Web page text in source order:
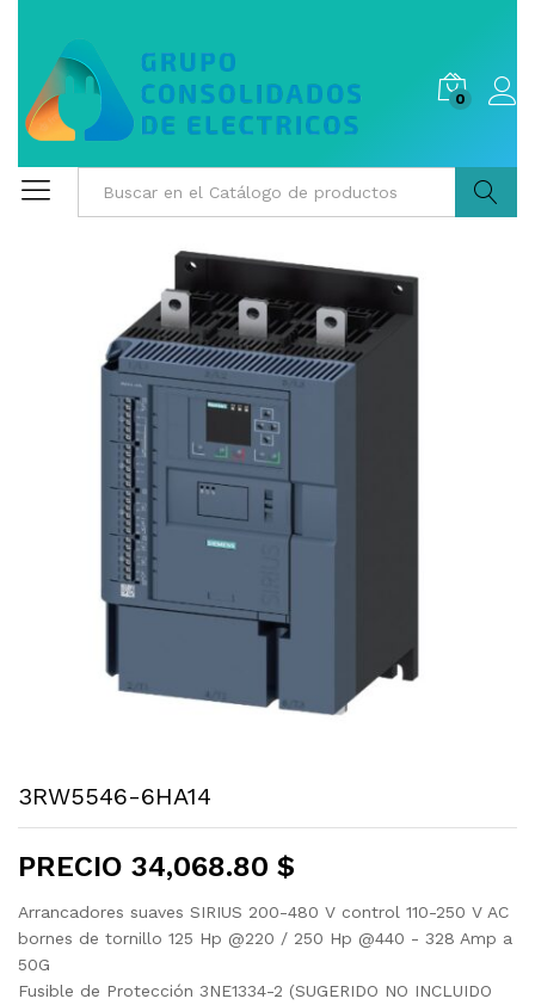
0
3RW5546-6HA14
PRECIO 34,068.80 $
Arrancadores suaves SIRIUS 200-480 V control 110-250 V AC
bornes de tornillo 125 Hp @220 / 250 Hp @440 - 328 Amp a
50G
Fusible de Protección 3NE1334-2 (SUGERIDO NO INCLUIDO